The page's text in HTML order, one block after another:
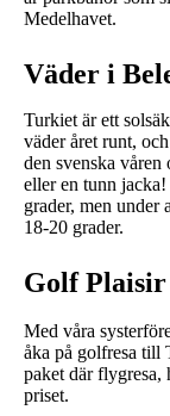
Medelhavet.
Väder i
Turkiet är ett
väder året runt,
den svenska
eller en tunn
grader, men under
18-20 grader.
Golf Plaisir
Med våra
åka på golfresa till
paket där flygresa,
priset.